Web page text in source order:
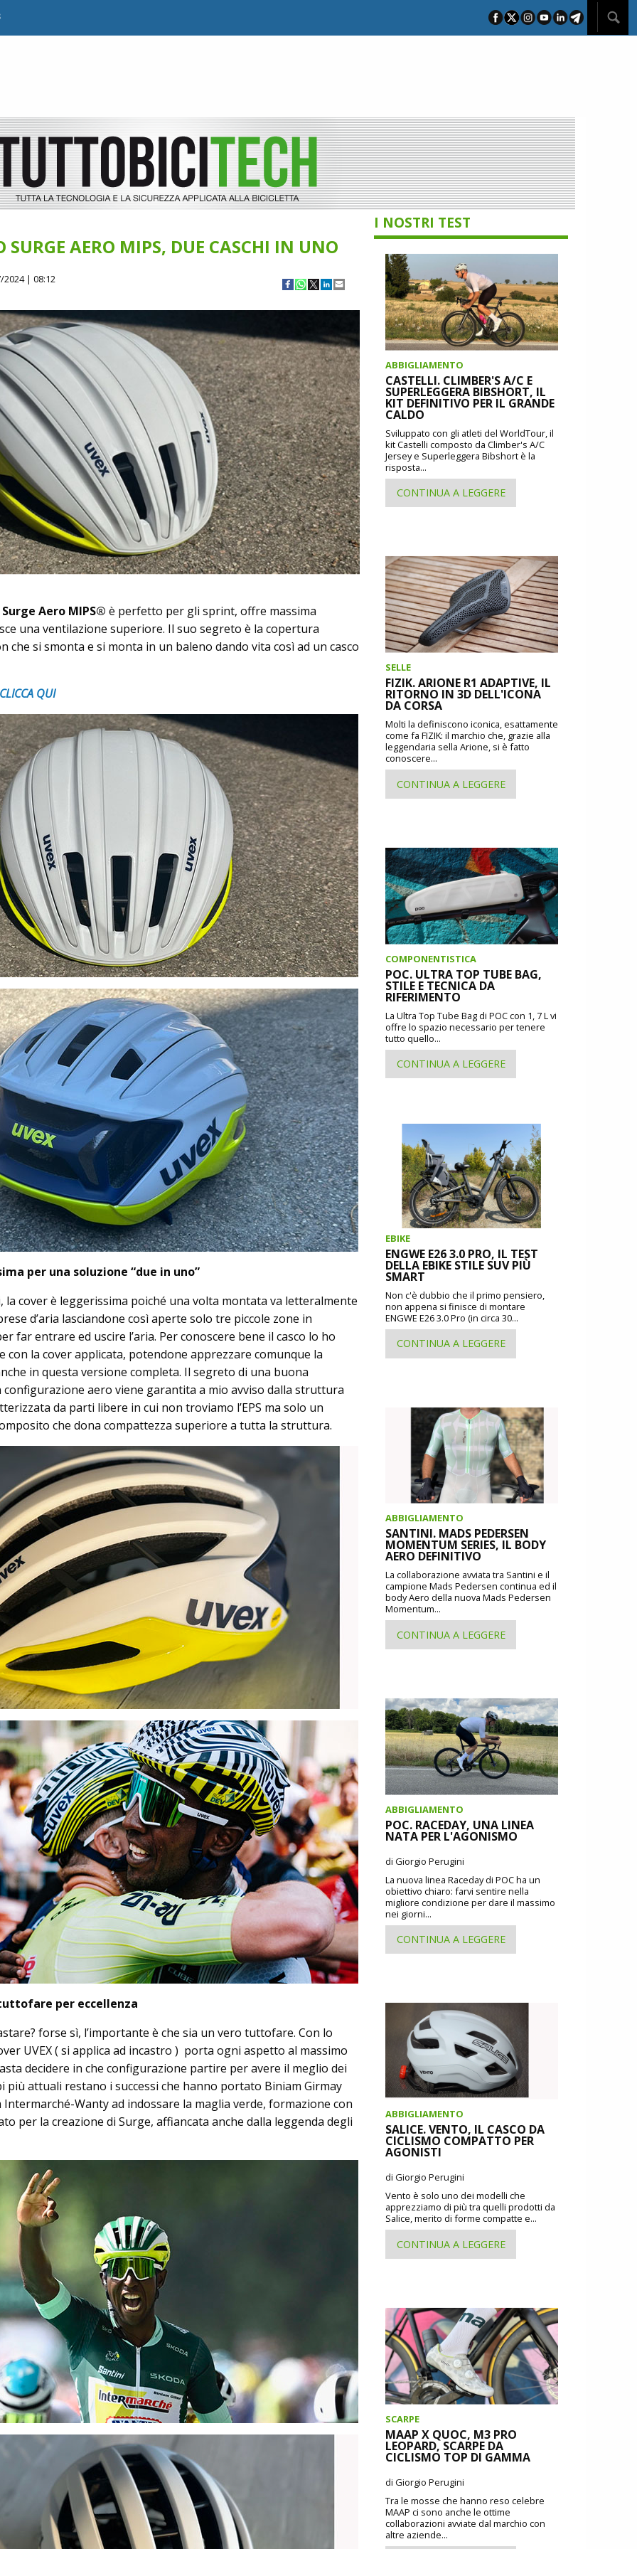
SURGE AERO MIPS, DUE CASCHI IN UNO
2024 | 08:12
Aero MIPS® è perfetto per gli sprint, offre massima
una ventilazione superiore. Il suo segreto è la copertura
che si smonta e si monta in un baleno dando vita così ad un casco
QUI
per una soluzione “due in uno”
la cover è leggerissima poiché una volta montata va letteralmente
d’aria lasciandone così aperte solo tre piccole zone in
far entrare ed uscire l’aria. Per conoscere bene il casco lo ho
con la cover applicata, potendone apprezzare comunque la
in questa versione completa. Il segreto di una buona
configurazione aero viene garantita a mio avviso dalla struttura
da parti libere in cui non troviamo l’EPS ma solo un
che dona compattezza superiore a tutta la struttura.
per eccellenza
forse sì, l’importante è che sia un vero tuttofare. Con lo
UVEX ( si applica ad incastro ) porta ogni aspetto al massimo
decidere in che configurazione partire per avere il meglio dei
più attuali restano i successi che hanno portato Biniam Girmay
Intermarché-Wanty ad indossare la maglia verde, formazione con
per la creazione di Surge, affiancata anche dalla leggenda degli
I NOSTRI TEST
ABBIGLIAMENTO
CASTELLI. CLIMBER'S A/C E
SUPERLEGGERA BIBSHORT, IL
KIT DEFINITIVO PER IL GRANDE
CALDO
Sviluppato con gli atleti del WorldTour, il
kit Castelli composto da Climber's A/C
Jersey e Superleggera Bibshort è la
risposta...
CONTINUA A LEGGERE
SELLE
FIZIK. ARIONE R1 ADAPTIVE, IL
RITORNO IN 3D DELL'ICONA
DA CORSA
Molti la definiscono iconica, esattamente
come fa FIZIK: il marchio che, grazie alla
leggendaria sella Arione, si è fatto
conoscere...
CONTINUA A LEGGERE
COMPONENTISTICA
POC. ULTRA TOP TUBE BAG,
STILE E TECNICA DA
RIFERIMENTO
La Ultra Top Tube Bag di POC con 1, 7 L vi
offre lo spazio necessario per tenere
tutto quello...
CONTINUA A LEGGERE
EBIKE
ENGWE E26 3.0 PRO, IL TEST
DELLA EBIKE STILE SUV PIÙ
SMART
Non c'è dubbio che il primo pensiero,
non appena si finisce di montare
ENGWE E26 3.0 Pro (in circa 30...
CONTINUA A LEGGERE
ABBIGLIAMENTO
SANTINI. MADS PEDERSEN
MOMENTUM SERIES, IL BODY
AERO DEFINITIVO
La collaborazione avviata tra Santini e il
campione Mads Pedersen continua ed il
body Aero della nuova Mads Pedersen
Momentum...
CONTINUA A LEGGERE
ABBIGLIAMENTO
POC. RACEDAY, UNA LINEA
NATA PER L'AGONISMO
di Giorgio Perugini
La nuova linea Raceday di POC ha un
obiettivo chiaro: farvi sentire nella
migliore condizione per dare il massimo
nei giorni...
CONTINUA A LEGGERE
ABBIGLIAMENTO
SALICE. VENTO, IL CASCO DA
CICLISMO COMPATTO PER
AGONISTI
di Giorgio Perugini
Vento è solo uno dei modelli che
apprezziamo di più tra quelli prodotti da
Salice, merito di forme compatte e...
CONTINUA A LEGGERE
SCARPE
MAAP X QUOC, M3 PRO
LEOPARD, SCARPE DA
CICLISMO TOP DI GAMMA
di Giorgio Perugini
Tra le mosse che hanno reso celebre
MAAP ci sono anche le ottime
collaborazioni avviate dal marchio con
altre aziende...